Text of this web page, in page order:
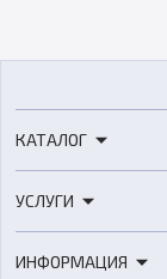
КАТАЛОГ
3D-сканеры
УСЛУГИ
ИНФОРМАЦИЯ